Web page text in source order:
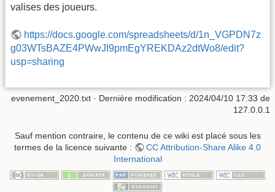
valises des joueurs.
https://docs.google.com/spreadsheets/d/1n_VGPDN7z
g03WTsBAZE4PWwJI9pmEgYREKDAz2dtWo8/edit?
usp=sharing
evenement_2020.txt · Dernière modification : 2024/04/10 17:33 de
127.0.0.1
Sauf mention contraire, le contenu de ce wiki est placé sous les
termes de la licence suivante :
CC Attribution-Share Alike 4.0
International